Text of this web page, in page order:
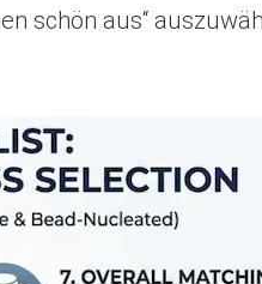
schön aus“